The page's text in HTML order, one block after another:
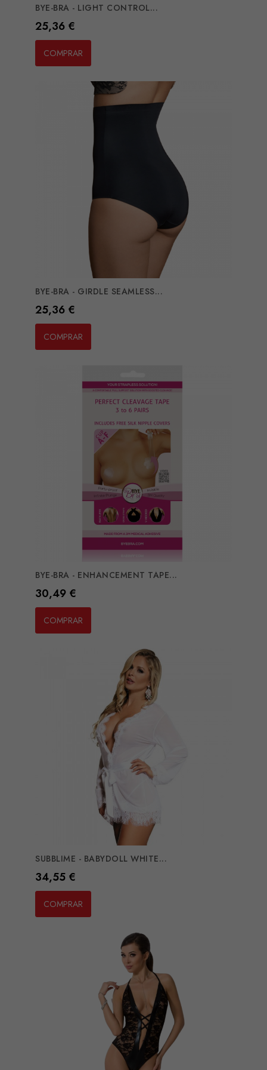
BYE-BRA - LIGHT CONTROL...
Preço
25,36 €
COMPRAR
BYE-BRA - GIRDLE SEAMLESS...
Preço
25,36 €
COMPRAR
BYE-BRA - ENHANCEMENT TAPE...
Preço
30,49 €
COMPRAR
SUBBLIME - BABYDOLL WHITE...
Preço
34,55 €
COMPRAR